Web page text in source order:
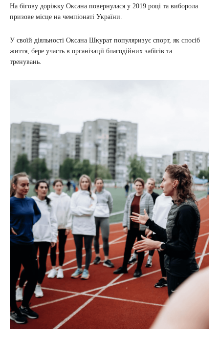
На бігову доріжку Оксана повернулася у 2019 році та виборола
призове місце на чемпіонаті України.
У своїй діяльності Оксана Шкурат популяризує спорт, як спосіб
життя, бере участь в організації благодійних забігів та
тренувань.